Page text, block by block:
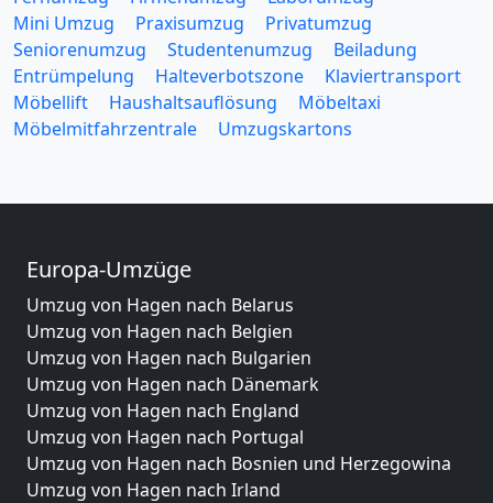
Mini Umzug
Praxisumzug
Privatumzug
Seniorenumzug
Studentenumzug
Beiladung
Entrümpelung
Halteverbotszone
Klaviertransport
Möbellift
Haushaltsauflösung
Möbeltaxi
Möbelmitfahrzentrale
Umzugskartons
Europa-Umzüge
Umzug von Hagen nach Belarus
Umzug von Hagen nach Belgien
Umzug von Hagen nach Bulgarien
Umzug von Hagen nach Dänemark
Umzug von Hagen nach England
Umzug von Hagen nach Portugal
Umzug von Hagen nach Bosnien und Herzegowina
Umzug von Hagen nach Irland